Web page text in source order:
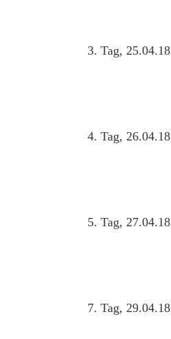
3. Tag, 25.04.18
4. Tag, 26.04.18
5. Tag, 27.04.18
7. Tag, 29.04.18